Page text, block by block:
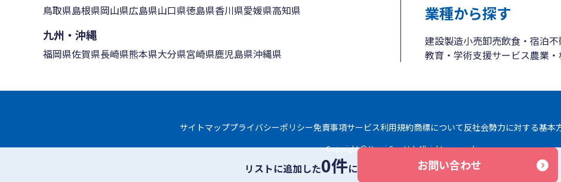
リストに追加した0件に お問い合わせ
鳥取県島根県岡山県広島県山口県徳島県香川県愛媛県高知県
九州・沖縄
福岡県佐賀県長崎県熊本県大分県宮崎県鹿児島県沖縄県
業種から探す
建設製造小売卸売飲食・宿泊
教育・学術支援サービス農業
サイトマッププライバシーポリシー免責事項サービス利用規約商標について反社会勢力に対する基本
Copyright © Yayoi Co., Ltd. All rights reserved.